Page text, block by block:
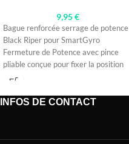
9,95€
Bague renforcée serrage de potence
Black Riper pour SmartGyro
Fermeture de Potence avec pince
pliable conçue pour fixer la position
INFOS DE CONTACT